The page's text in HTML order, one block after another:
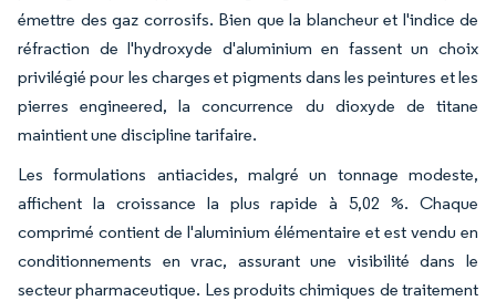
émettre des gaz corrosifs. Bien que la blancheur et l'indice de
réfraction de l'hydroxyde d'aluminium en fassent un choix
privilégié pour les charges et pigments dans les peintures et les
pierres engineered, la concurrence du dioxyde de titane
maintient une discipline tarifaire.
Les formulations antiacides, malgré un tonnage modeste,
affichent la croissance la plus rapide à 5,02 %. Chaque
comprimé contient de l'aluminium élémentaire et est vendu en
conditionnements en vrac, assurant une visibilité dans le
secteur pharmaceutique. Les produits chimiques de traitement